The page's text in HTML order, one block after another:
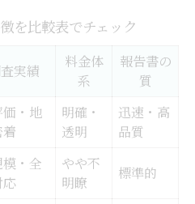
を比較表でチェック
実績
料金体
系
報告書の
質
価・地
明確・
透明
迅速・高
品質
模・全
応
やや不
明瞭
標準的